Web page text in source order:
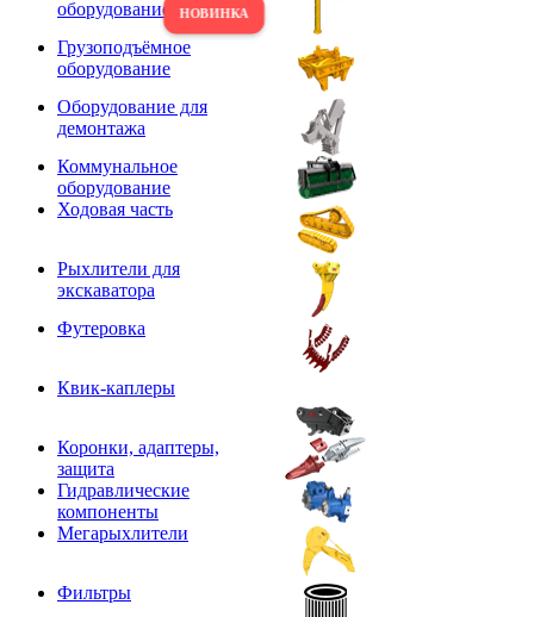
оборудование
Грузоподъёмное
оборудование
Оборудование для
демонтажа
Коммунальное
оборудование
Ходовая часть
Рыхлители для
экскаватора
Футеровка
Квик-каплеры
Коронки, адаптеры,
защита
Гидравлические
компоненты
Мегарыхлители
Фильтры